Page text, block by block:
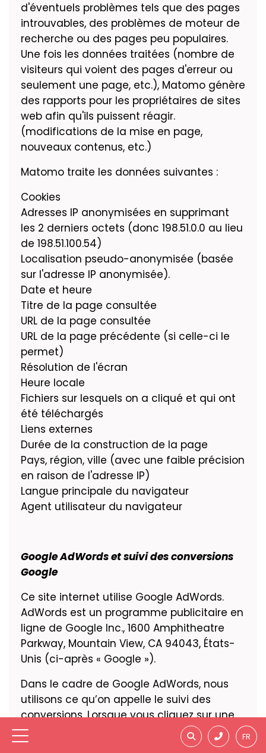
d'éventuels problèmes tels que des pages
introuvables, des problèmes de moteur de
recherche ou des pages peu populaires.
Une fois les données traitées (nombre de
visiteurs qui voient des pages d'erreur ou
seulement une page, etc.), Matomo génère
des rapports pour les propriétaires de sites
web afin qu'ils puissent réagir.
(modifications de la mise en page,
nouveaux contenus, etc.)
Matomo traite les données suivantes :
Cookies
Adresses IP anonymisées en supprimant
les 2 derniers octets (donc 198.51.0.0 au lieu
de 198.51.100.54)
Localisation pseudo-anonymisée (basée
sur l'adresse IP anonymisée).
Date et heure
Titre de la page consultée
URL de la page consultée
URL de la page précédente (si celle-ci le
permet)
Résolution de l'écran
Heure locale
Fichiers sur lesquels on a cliqué et qui ont
été téléchargés
Liens externes
Durée de la construction de la page
Pays, région, ville (avec une faible précision
en raison de l'adresse IP)
Langue principale du navigateur
Agent utilisateur du navigateur
Google AdWords et suivi des conversions
Google
Ce site internet utilise Google AdWords.
AdWords est un programme publicitaire en
ligne de Google Inc., 1600 Amphitheatre
Parkway, Mountain View, CA 94043, États-
Unis (ci-après « Google »).
Dans le cadre de Google AdWords, nous
utilisons ce qu’on appelle le suivi des
conversions. Lorsque vous cliquez sur une
annonce diffusée par Google, un cookie
destiné au suivi des conversions est créé.
FR